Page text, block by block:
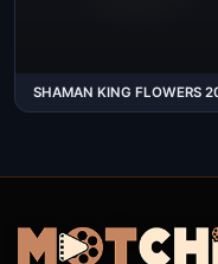
SHAMAN KING FLOWERS